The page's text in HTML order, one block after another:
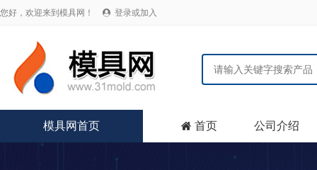
您好，欢迎来到模具网！  登录或加入
模具网首页  首页 公司介绍